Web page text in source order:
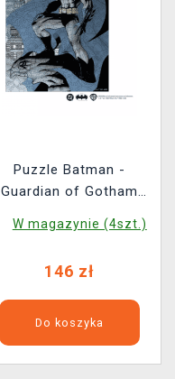
Puzzle Batman -
Guardian of Gotham
W magazynie (4szt.)
146 zł
Do koszyka